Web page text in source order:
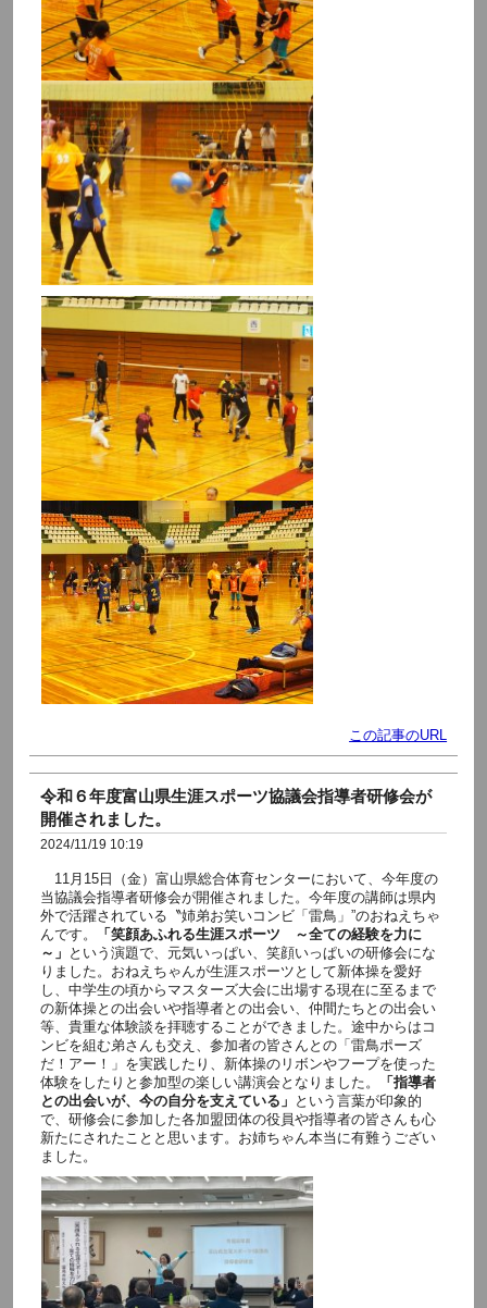
この記事のURL
令和６年度富山県生涯スポーツ協議会指導者研修会が
開催されました。
2024/11/19 10:19
11月15日（金）富山県総合体育センターにおいて、今年度の
当協議会指導者研修会が開催されました。今年度の講師は県内
外で活躍されている〝姉弟お笑いコンビ「雷鳥」”のおねえちゃ
んです。
「笑顔あふれる生涯スポーツ ～全ての経験を力に
～」 という演題で、元気いっぱい、笑顔いっぱいの研修会にな
りました。おねえちゃんが生涯スポーツとして新体操を愛好
し、中学生の頃からマスターズ大会に出場する現在に至るまで
の新体操との出会いや指導者との出会い、仲間たちとの出会い
等、貴重な体験談を拝聴することができました。途中からはコ
ンビを組む弟さんも交え、参加者の皆さんとの「雷鳥ポーズ
だ！アー！」を実践したり、新体操のリボンやフープを使った
体験をしたりと参加型の楽しい講演会となりました。
「指導者
との出会いが、今の自分を支えている」 という言葉が印象的
で、研修会に参加した各加盟団体の役員や指導者の皆さんも心
新たにされたことと思います。お姉ちゃん本当に有難うござい
ました。